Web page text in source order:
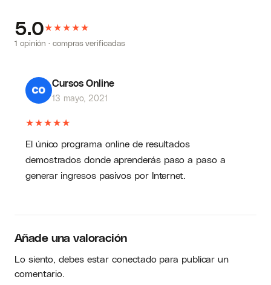
5.0★★★★★
1 opinión · compras verificadas
Cursos Online
13 mayo, 2021
★★★★★
El único programa online de resultados
demostrados donde aprenderás paso a paso a
generar ingresos pasivos por Internet.
Añade una valoración
Lo siento, debes estarconectadopara publicar un
comentario.